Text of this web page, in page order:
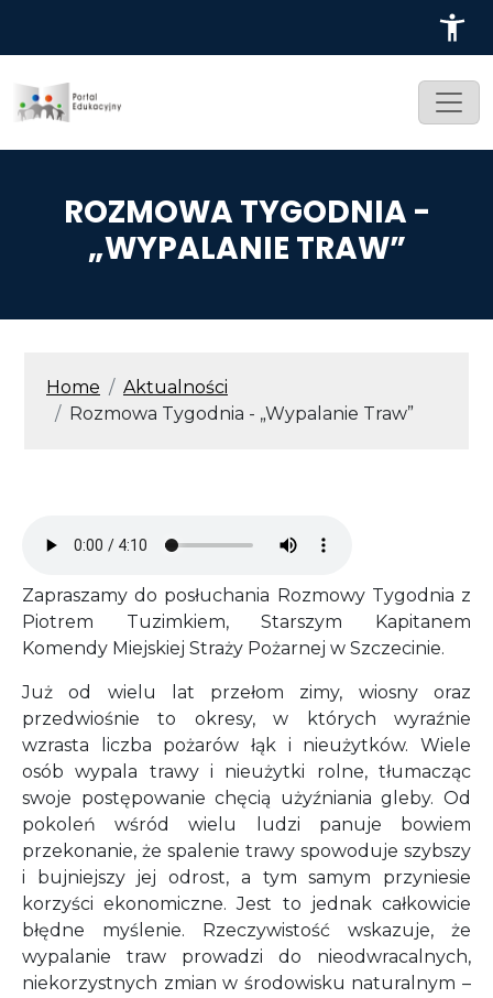
ROZMOWA TYGODNIA -
„WYPALANIE TRAW”
ŚCIEŻKA NAWIGACYJNA
Home
Aktualności
Rozmowa Tygodnia - „Wypalanie Traw”
Zapraszamy do posłuchania Rozmowy Tygodnia z
Piotrem Tuzimkiem, Starszym Kapitanem
Komendy Miejskiej Straży Pożarnej w Szczecinie.
Już od wielu lat przełom zimy, wiosny oraz
przedwiośnie to okresy, w których wyraźnie
wzrasta liczba pożarów łąk i nieużytków. Wiele
osób wypala trawy i nieużytki rolne, tłumacząc
swoje postępowanie chęcią użyźniania gleby. Od
pokoleń wśród wielu ludzi panuje bowiem
przekonanie, że spalenie trawy spowoduje szybszy
i bujniejszy jej odrost, a tym samym przyniesie
korzyści ekonomiczne. Jest to jednak całkowicie
błędne myślenie. Rzeczywistość wskazuje, że
wypalanie traw prowadzi do nieodwracalnych,
niekorzystnych zmian w środowisku naturalnym –